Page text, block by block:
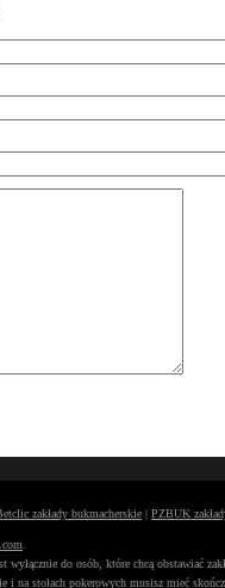
zakłady bukmacherskie | PZBUK
do osób, które chcą obstawiać
i na stołach pokerowych musisz mieć